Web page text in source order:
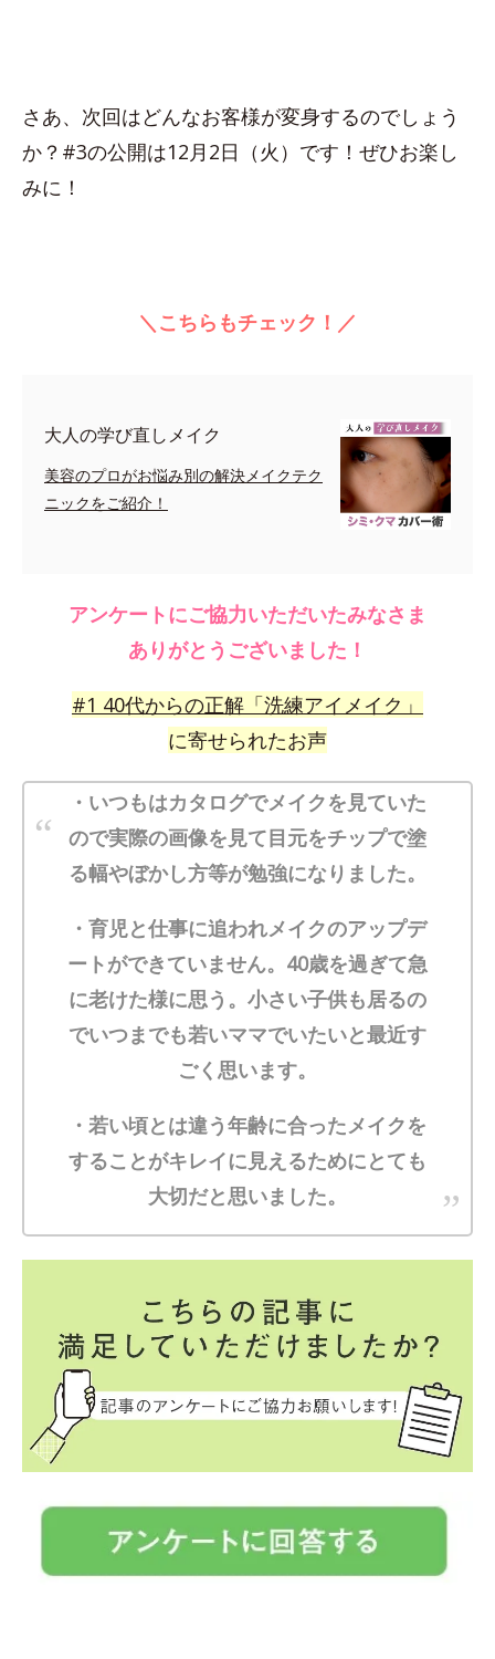
さあ、次回はどんなお客様が変身するのでしょう
か？#3の公開は12月2日（火）です！ぜひお楽し
みに！
＼こちらもチェック！／
大人の学び直しメイク
美容のプロがお悩み別の解決メイクテク
ニックをご紹介！
アンケートにご協力いただいたみなさま
ありがとうございました！
#1 40代からの正解「洗練アイメイク」
に寄せられたお声
・いつもはカタログでメイクを見ていた
ので実際の画像を見て目元をチップで塗
る幅やぼかし方等が勉強になりました。
・育児と仕事に追われメイクのアップデ
ートができていません。40歳を過ぎて急
に老けた様に思う。小さい子供も居るの
でいつまでも若いママでいたいと最近す
ごく思います。
・若い頃とは違う年齢に合ったメイクを
することがキレイに見えるためにとても
大切だと思いました。